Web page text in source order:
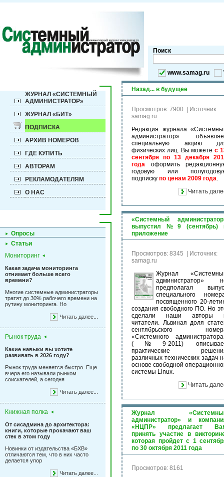
Поиск
www.samag.ru
ЖУРНАЛ «СИСТЕМНЫЙ
АДМИНИСТРАТОР»
ЖУРНАЛ «БИТ»
ПОДПИСКА
АРХИВ НОМЕРОВ
ГДЕ КУПИТЬ
АВТОРАМ
РЕКЛАМОДАТЕЛЯМ
О НАС
Опросы
Статьи
Мониторинг
Какая задача мониторинга
отнимает больше всего
времени?
Многие системные администраторы
тратят до 30% рабочего времени на
рутину мониторинга. Но
Читать далее...
Рынок труда
Какие навыки вы хотите
развивать в 2026 году?
Рынок труда меняется быстро. Еще
вчера его называли рынком
соискателей, а сегодня
Читать далее...
Книжная полка
От сисадмина до архитектора:
книги, которые прокачают ваш
стек в этом году
Новинки от издательства «БХВ»
отличаются тем, что в них часто
делается упор
Читать далее...
Назад... в будущее
Просмотров: 7900
Источник:
samag.ru
Редакция журнала
администратор»
специальную акцию
физических лиц. Вы можетес
сентября по 13 декабря
года оформить
годовую или
подписку по ценам 2009 года.
Читать
«Системный
выпустил №9 (сентябрь)
приложение
Просмотров: 8345
Источник:
samag.ru
Журнал
администратор»
предполагал
специального
посвященного 20-
создания свободного ПО. Но
сделали наши авторы
читатели. Львиная доля
сентябрьского
«Системного
(№9-2011)
практические
различных технических задач
основе свободной
системы Linux.
Читать
Журнал
администратор» и
«НЦПР» предлагает
принять участие в
которая пройдет с 1
по 30 октября 2011 года
Просмотров: 8161